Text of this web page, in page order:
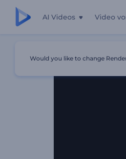
AI Videos Video
Would you like to change